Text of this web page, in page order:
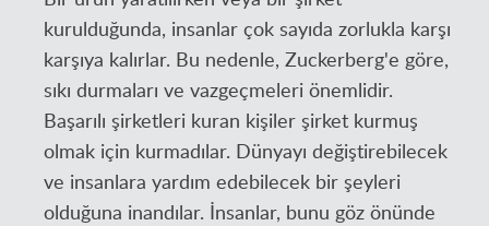
kurulduğunda, insanlar çok sayıda zorlukla karşı
karşıya kalırlar. Bu nedenle, Zuckerberg'e göre,
sıkı durmaları ve vazgeçmeleri önemlidir.
Başarılı şirketleri kuran kişiler şirket kurmuş
olmak için kurmadılar. Dünyayı değiştirebilecek
ve insanlara yardım edebilecek bir şeyleri
olduğuna inandılar. İnsanlar, bunu göz önünde